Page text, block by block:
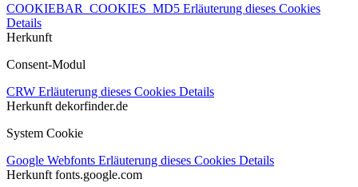
COOKIEBAR_COOKIES_MD5 Erläuterung dieses Cookies
Details
Herkunft
Consent-Modul
CRW Erläuterung dieses Cookies Details
Herkunft dekorfinder.de
System Cookie
Google Webfonts Erläuterung dieses Cookies Details
Herkunft fonts.google.com